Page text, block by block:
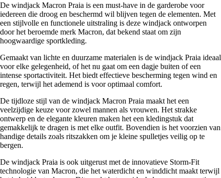
De windjack Macron Praia is een must-have in de garderobe voor
iedereen die droog en beschermd wil blijven tegen de elementen. Met
een stijlvolle en functionele uitstraling is deze windjack ontworpen
door het beroemde merk Macron, dat bekend staat om zijn
hoogwaardige sportkleding.
Gemaakt van lichte en duurzame materialen is de windjack Praia ideaal
voor elke gelegenheid, of het nu gaat om een dagje buiten of een
intense sportactiviteit. Het biedt effectieve bescherming tegen wind en
regen, terwijl het ademend is voor optimaal comfort.
De tijdloze stijl van de windjack Macron Praia maakt het een
veelzijdige keuze voor zowel mannen als vrouwen. Het strakke
ontwerp en de elegante kleuren maken het een kledingstuk dat
gemakkelijk te dragen is met elke outfit. Bovendien is het voorzien van
handige details zoals ritszakken om je kleine spulletjes veilig op te
bergen.
De windjack Praia is ook uitgerust met de innovatieve Storm-Fit
technologie van Macron, die het waterdicht en winddicht maakt terwijl